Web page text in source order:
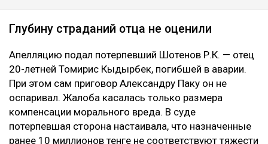
Глубину страданий отца не оценили
Апелляцию подал потерпевший Шотенов Р.К. — отец
20-летней Томирис Кыдырбек, погибшей в аварии.
При этом сам приговор Александру Паку он не
оспаривал. Жалоба касалась только размера
компенсации морального вреда. В суде
потерпевшая сторона настаивала, что назначенные
ранее 10 миллионов тенге не соответствуют тяжести